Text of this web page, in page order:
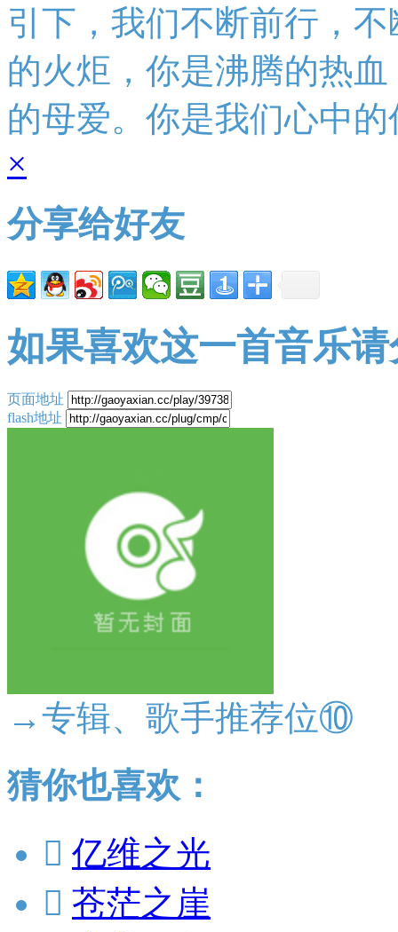
引下，我们不断前行，
的火炬，你是沸腾的热
的母爱。你是我们心中
×
分享给好友
如果喜欢这一首音乐
页面地址
flash地址
→专辑、歌手推荐位⑩
猜你也喜欢：
 亿维之光
 苍茫之崖